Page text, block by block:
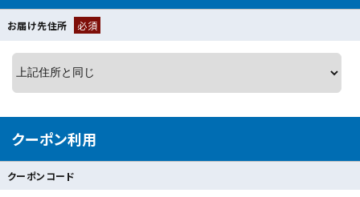
お届け先住所 必須
クーポン利用
クーポンコード